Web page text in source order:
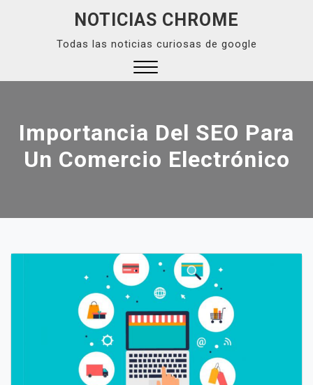
NOTICIAS CHROME
Todas las noticias curiosas de google
Importancia Del SEO Para
Un Comercio Electrónico